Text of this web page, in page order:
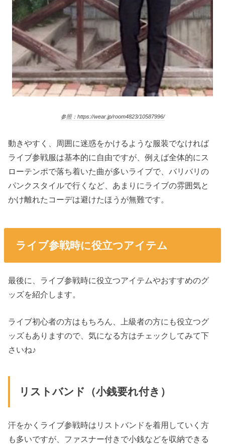
参照：https://wear.jp/room4823/10587996/
動きやすく、周囲に迷惑をかけるような服装でなければ
ライブ参戦服は基本的に自由ですが、例えば全体的にス
ローテンポで落ち着いた曲が多いライブで、バリバリの
パンクスタイルで行くなど、あまりにライブの雰囲気と
かけ離れたコーデは避けたほうが無難です。
ライブ参戦時に役立つアイテム
最後に、ライブ参戦時に役立つアイテムやおすすめのグ
ッズを紹介します。
ライブ初心者の方はもちろん、上級者の方にも役立つグ
ッズもありますので、気になる方はチェックしてみて下
さいね♪
リストバンド（小銭要れ付き）
汗をかくライブ参戦時はリストバンドを着用していく方
も多いですが、ファスナー付きで小銭などを収納できる